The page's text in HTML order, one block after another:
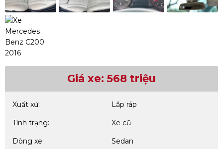
Giá xe: 568 triệu
Xuất xứ: Lắp ráp
Tình trạng: Xe cũ
Dòng xe: Sedan